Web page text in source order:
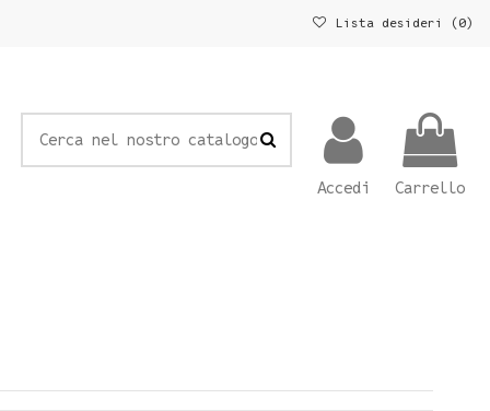
Lista desideri (0)
Accedi Carrello